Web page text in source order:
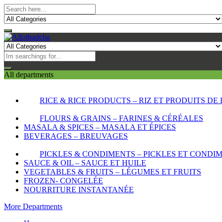
All departments
RICE & RICE PRODUCTS – RIZ ET PRODUITS DE
FLOURS & GRAINS – FARINES & CÉRÉALES
MASALA & SPICES – MASALA ET ÉPICES
BEVERAGES – BREUVAGES
PICKLES & CONDIMENTS – PICKLES ET
SAUCE & OIL – SAUCE ET HUILE
VEGETABLES & FRUITS – LÉGUMES ET FRUITS
FROZEN- CONGELÉE
NOURRITURE INSTANTANÉE
More Departments